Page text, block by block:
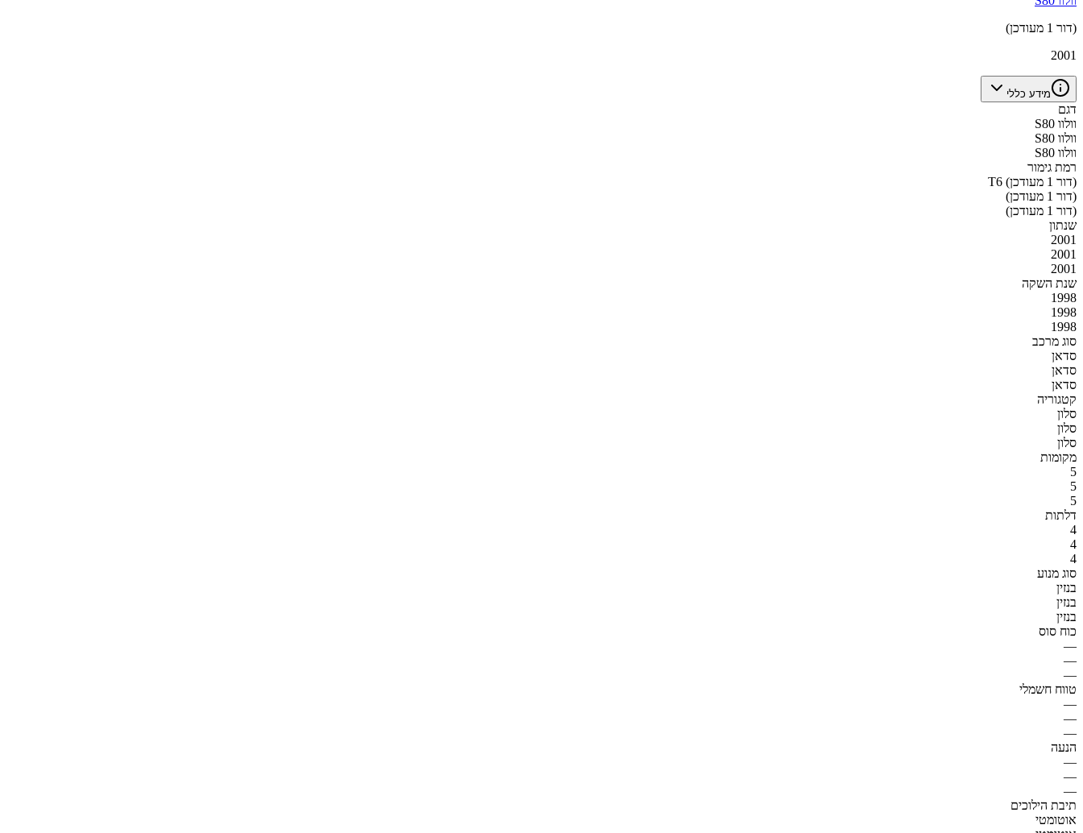
(דור 1 מעודכן)
2001
מידע כללי
דגם
וולוו S80
וולוו S80
וולוו S80
רמת גימור
T6 (דור 1 מעודכן)
(דור 1 מעודכן)
(דור 1 מעודכן)
שנתון
2001
2001
2001
שנת השקה
1998
1998
1998
סוג מרכב
סדאן
סדאן
סדאן
קטגוריה
סלון
סלון
סלון
מקומות
5
5
5
דלתות
4
4
4
סוג מנוע
בנזין
בנזין
בנזין
כוח סוס
—
—
—
טווח חשמלי
—
—
—
הנעה
—
—
—
תיבת הילוכים
אוטומטי